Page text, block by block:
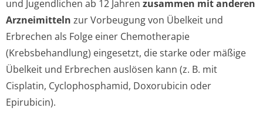
und Jugendlichen ab 12 Jahren zusammen mit anderen
Arzneimitteln zur Vorbeugung von Übelkeit und
Erbrechen als Folge einer Chemotherapie
(Krebsbehandlung) eingesetzt, die starke oder mäßige
Übelkeit und Erbrechen auslösen kann (z. B. mit
Cisplatin, Cyclophosphamid, Doxorubicin oder
Epirubicin).